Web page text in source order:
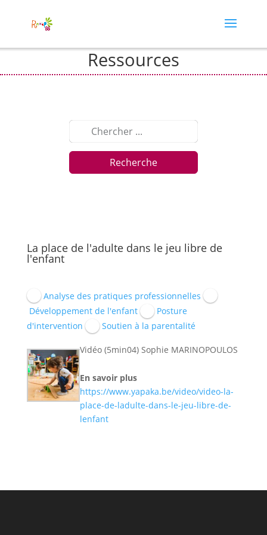
Ressources
Recherche
La place de l'adulte dans le jeu libre de
l'enfant
Analyse des pratiques professionnelles
Développement de l'enfant
Posture
d'intervention
Soutien à la parentalité
Vidéo (5min04) Sophie MARINOPOULOS
En savoir plus
https://www.yapaka.be/video/video-la-
place-de-ladulte-dans-le-jeu-libre-de-
lenfant